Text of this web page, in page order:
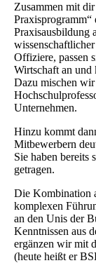
Zusammen mit
Praxisausbildung
Offiziere, passen
Wirtschaft an und
Dazu mischen
Unternehmen.
Hinzu kommt
Mitbewerbern
Sie haben bereits
getragen.
Die Kombination
komplexen
an den Unis der
Kenntnissen aus
ergänzen wir mit
(heute heißt er